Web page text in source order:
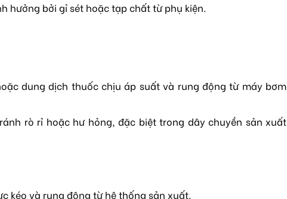
hưởng bởi gỉ sét hoặc tạp chất từ phụ kiện.
dung dịch thuốc chịu áp suất và rung động từ máy bơm
rò rỉ hoặc hư hỏng, đặc biệt trong dây chuyền sản xuất
kéo và rung động từ hệ thống sản xuất.